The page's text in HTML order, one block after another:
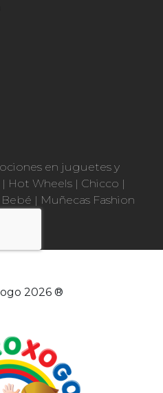
en juguetes y
| Hot Wheels | Chicco |
Bebé | Muñecas Fashion
2026 ®